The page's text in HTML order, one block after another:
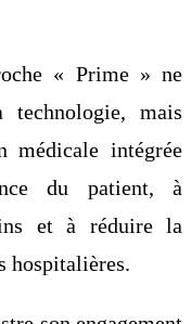
« Prime » ne
technologie, mais
médicale intégrée
du patient, à
et à réduire la
hospitalières.